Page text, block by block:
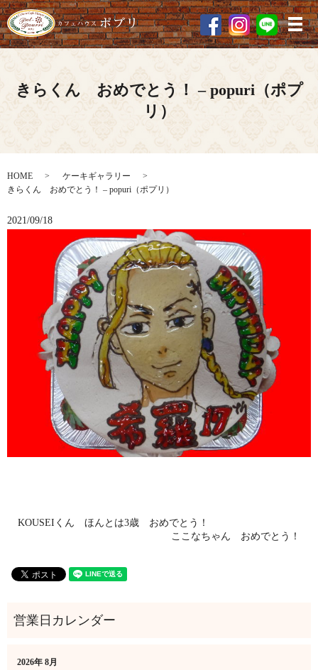
メ
きらくん おめでとう！ – popuri（ポプ
リ）
HOME
ケーキギャラリー
きらくん おめでとう！ – popuri（ポプリ）
2021/09/18
KOUSEIくん ほんとは3歳 おめでとう！
ここなちゃん おめでとう！
2026年 8月